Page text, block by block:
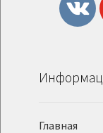
Главная